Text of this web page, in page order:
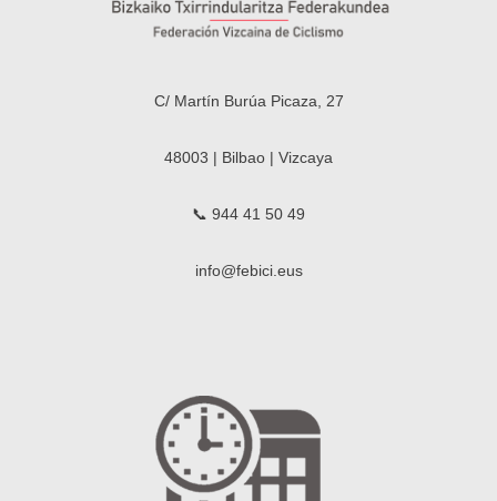
C/ Martín Burúa Picaza, 27
48003 | Bilbao | Vizcaya
📞 944 41 50 49
info@febici.eus